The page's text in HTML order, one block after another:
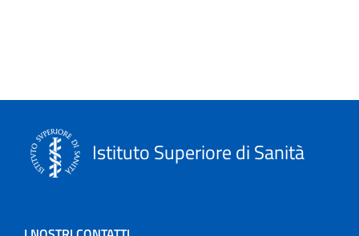
Istituto Superiore di Sanità